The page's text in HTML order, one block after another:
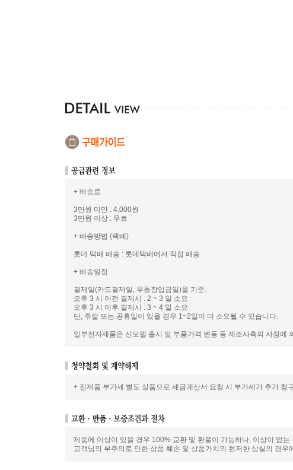
+ 배송료
3만원 미만 : 4,000원
3만원 이상 : 무료
+ 배송방법 (택배)
롯데 택배 배송 : 롯데택배에서 직접 배송
+ 배송일정
결제일(카드결제일, 무통장입금일)을 기준.
오후 3 시 이전 결제시 : 2 ~ 3 일 소요
오후 3 시 이후 결제시 : 3 ~ 4 일 소요
단, 주말 또는 공휴일이 있을 경우 1~2일이 더 소요될 수 있습니다.
일부전자제품은 신모델 출시 및 부품가격 변동 등 제조사측의 사정에
+ 전제품 부가세 별도 상품으로 세금계산서 요청 시 부가세가 추가 청
제품에 이상이 있을 경우 100% 교환 및 환불이 가능하나, 이상이 없는
고객님의 부주의로 인한 상품 훼손 및 상품가치의 현저한 상실의 경우